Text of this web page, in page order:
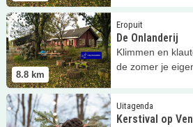
8.8 km
Eropuit
De Onlanderij
Klimmen en
de zomer je
Lees meer De Onlanderij
Uitagenda
Kerstival op
Lees meer Kerstival op Vennebroek